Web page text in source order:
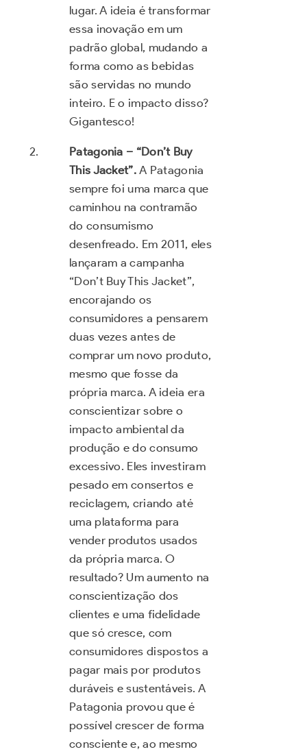
lugar. A ideia é transformar
essa inovação em um
padrão global, mudando a
forma como as bebidas
são servidas no mundo
inteiro. E o impacto disso?
Gigantesco!
Patagonia – “Don’t Buy
This Jacket”.A Patagonia
sempre foi uma marca que
caminhou na contramão
do consumismo
desenfreado. Em 2011, eles
lançaram a campanha
“Don’t Buy This Jacket”,
encorajando os
consumidores a pensarem
duas vezes antes de
comprar um novo produto,
mesmo que fosse da
própria marca. A ideia era
conscientizar sobre o
impacto ambiental da
produção e do consumo
excessivo. Eles investiram
pesado em consertos e
reciclagem, criando até
uma plataforma para
vender produtos usados
da própria marca. O
resultado? Um aumento na
conscientização dos
clientes e uma fidelidade
que só cresce, com
consumidores dispostos a
pagar mais por produtos
duráveis e sustentáveis. A
Patagonia provou que é
possível crescer de forma
consciente e, ao mesmo